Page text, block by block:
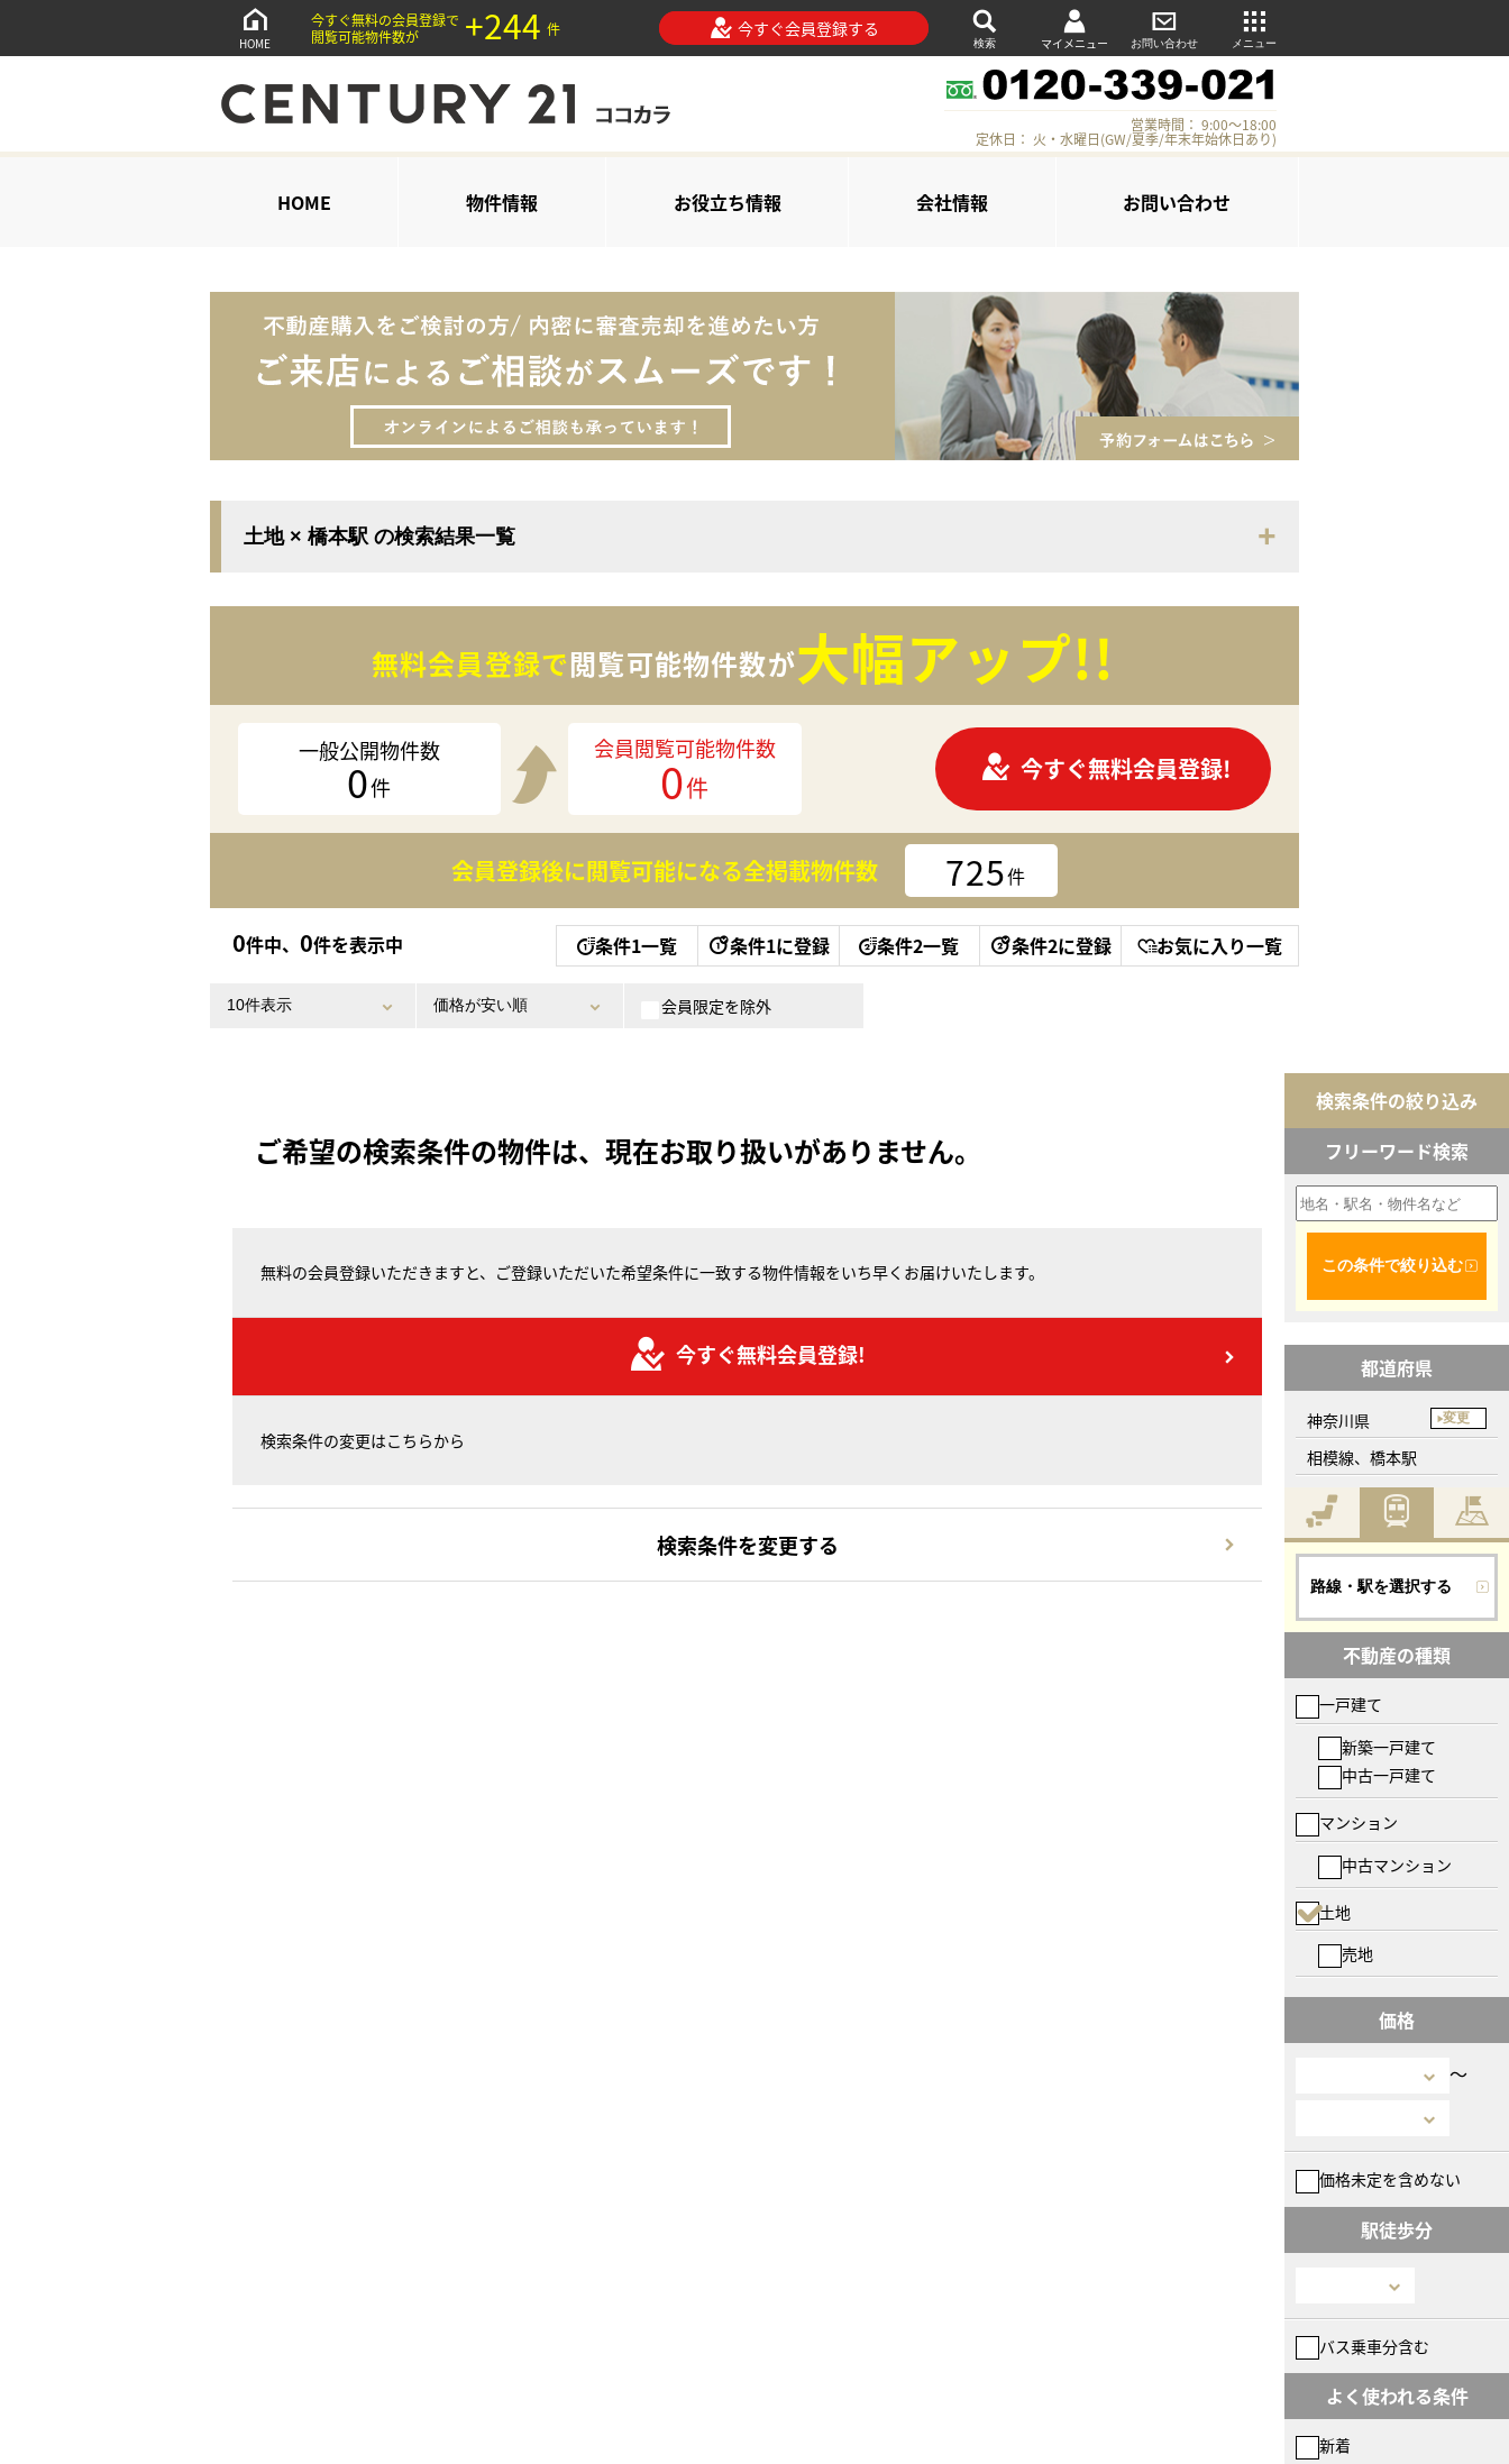
HOME
今すぐ無料の会員登録で
閲覧可能物件数が
+244 件 今すぐ会員登録する
検索 マイメニュー お問い合わせ メニュー
営業時間： 9:00～18:00
定休日： 火・水曜日(GW/夏季/年末年始休日あり)
HOME 物件情報 お役立ち情報 会社情報 お問い合わせ
土地 × 橋本駅 の検索結果一覧
無料会員登録で閲覧可能物件数が大幅アップ!!
一般公開物件数
0件
会員閲覧可能物件数
0件
今すぐ無料会員登録!
会員登録後に閲覧可能になる全掲載物件数 725件
0件中、 0件を表示中 条件1一覧 条件1に登録 条件2一覧 条件2に登録 お気に入り一覧
会員限定を除外
ご希望の検索条件の物件は、現在お取り扱いがありません。
無料の会員登録いただきますと、ご登録いただいた希望条件に一致する物件情報をいち早くお届けいたします。
今すぐ無料会員登録!
検索条件の変更はこちらから
検索条件を変更する
検索条件の絞り込み
フリーワード検索
この条件で絞り込む
都道府県
神奈川県 変更
相模線、橋本駅
路線・駅を選択する
不動産の種類
一戸建て
新築一戸建て
中古一戸建て
マンション
中古マンション
土地
売地
価格
〜
価格未定を含めない
駅徒歩分
バス乗車分含む
よく使われる条件
新着